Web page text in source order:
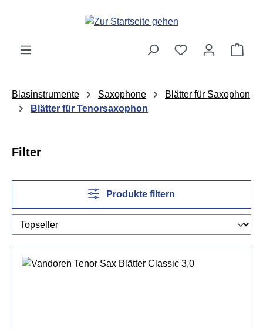
Zum Hauptinhalt springen
Blasinstrumente Saxophone
Blätter für Saxophon
Blätter für Tenorsaxophon
Filter
Produkte filtern